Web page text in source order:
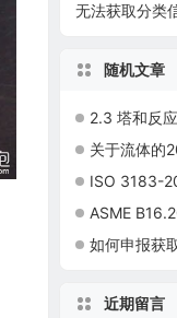
无法获取分类
随机文章
2.3 塔和反
关于流体的
ISO 3183-2019 Petroleum
ASME B16.20 –
如何申报获
近期留言